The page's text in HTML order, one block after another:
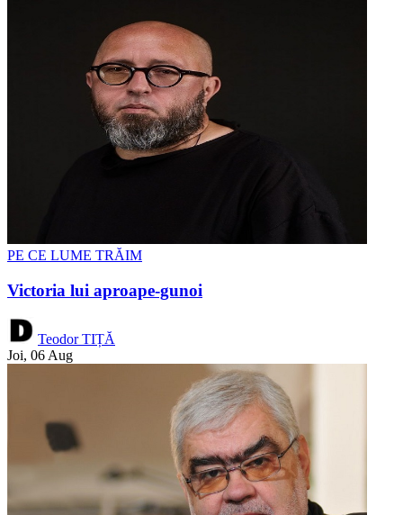
PE CE LUME TRĂIM
Victoria lui aproape-gunoi
Teodor TIȚĂ
Joi, 06 Aug